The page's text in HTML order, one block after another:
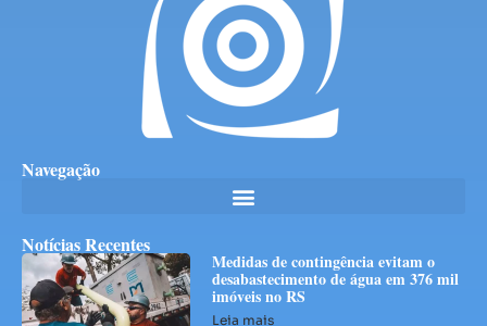
Navegação
Notícias Recentes
Medidas de contingência evitam o
desabastecimento de água em 376 mil
imóveis no RS
Leia mais